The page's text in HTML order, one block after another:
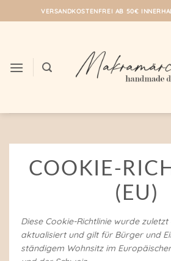
Inhalt
VERSANDKOSTENFREI AB 50€
COOKIE-
(EU)
Diese Cookie-Richtlinie wurde
aktualisiert und gilt für Bürger und
ständigem Wohnsitz im